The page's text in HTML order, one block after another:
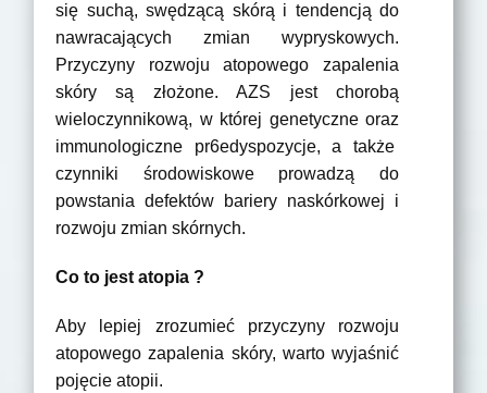
się suchą, swędzącą skórą i tendencją do
nawracających zmian wypryskowych.
Przyczyny rozwoju atopowego zapalenia
skóry są złożone. AZS jest chorobą
wieloczynnikową, w której genetyczne oraz
immunologiczne pr6edyspozycje, a także
czynniki środowiskowe prowadzą do
powstania defektów bariery naskórkowej i
rozwoju zmian skórnych.
Co to jest atopia ?
Aby lepiej zrozumieć przyczyny rozwoju
atopowego zapalenia skóry, warto wyjaśnić
pojęcie atopii.